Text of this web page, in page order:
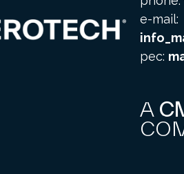
e-mail:
pec:
A